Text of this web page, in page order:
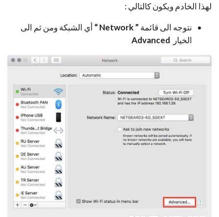
لهذا الخادم ويكون كالتالي :
نتوجه الى قائمة ” Network “
أي الشبكة ومن ثم الى
الخيار